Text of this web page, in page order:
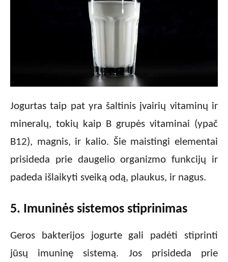
Jogurtas taip pat yra šaltinis įvairių vitaminų ir
mineralų, tokių kaip B grupės vitaminai (ypač
B12), magnis, ir kalio. Šie maistingi elementai
prisideda prie daugelio organizmo funkcijų ir
padeda išlaikyti sveiką odą, plaukus, ir nagus.
5. Imuninės sistemos stiprinimas
Geros bakterijos jogurte gali padėti stiprinti
jūsų imuninę sistemą. Jos prisideda prie